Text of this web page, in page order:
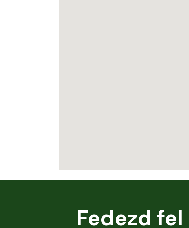
Fedezd fel